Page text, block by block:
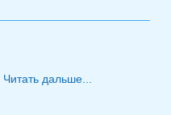
Читать дальше...